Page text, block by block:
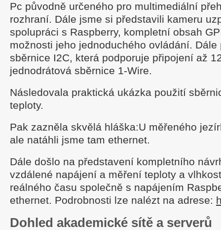
Pc původně určeného pro multimediální
rozhraní. Dále jsme si představili kameru
spolupráci s Raspberry, kompletní obsah
možnosti jeho jednoduchého ovládání. Dále
sběrnice I2C, která podporuje připojení až
jednodrátová sběrnice 1-Wire.
Následovala praktická ukázka použití
teploty.
Pak zazněla skvělá hláška:U měřeného
ale natáhli jsme tam ethernet.
Dále došlo na představení kompletního
vzdálené napájení a měření teploty a
reálného času společně s napájením
ethernet. Podrobnosti lze nalézt na adrese:
Dohled akademické sítě a serverů